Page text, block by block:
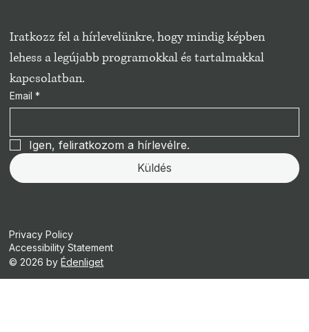
Iratkozz fel a hírlevelünkre, hogy mindig képben
lehess a legújabb programokkal és tartalmakkal
kapcsolatban.
Email *
Igen, feliratkozom a hírlevélre.
Küldés
© 2026 byÉdenliget
Privacy Policy
Accessibility Statement